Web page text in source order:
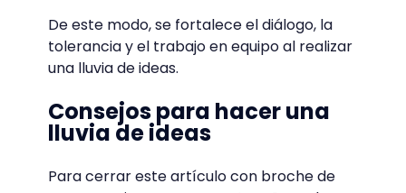
De este modo, se fortalece el diálogo, la
tolerancia y el trabajo en equipo al realizar
una lluvia de ideas.
Consejos para hacer una
lluvia de ideas
Para cerrar este artículo con broche de